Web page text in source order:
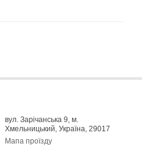
вул. Зарічанська 9, м.
Хмельницький, Україна, 29017
Мапа проїзду